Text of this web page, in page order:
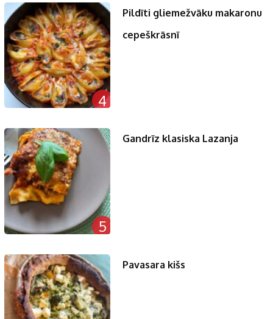
4
Pildīti gliemežvāku makaronu
cepeškrāsnī
5
Gandrīz klasiska Lazanja
Pavasara kišs